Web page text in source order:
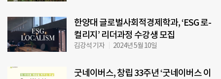
한양대 글로벌사회적경제학과, ‘ESG 로-
컬리지’ 리더과정 수강생 모집
김강석 기자 2024년 5월 10일
굿네이버스, 창립 33주년 ‘굿네이버스 이